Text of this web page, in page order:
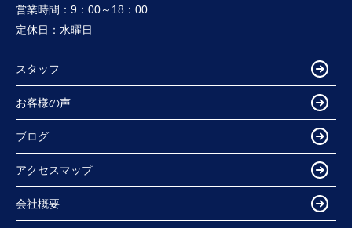
営業時間： 9：00～18：00
定休日： 水曜日
スタッフ
お客様の声
ブログ
アクセスマップ
会社概要